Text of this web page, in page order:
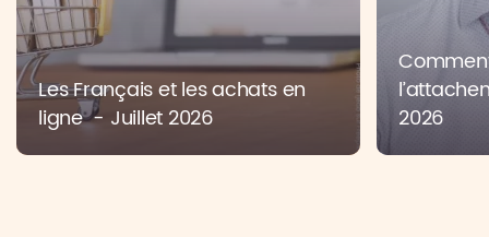
Les Français et les achats en
ligne - Juillet 2026
2026